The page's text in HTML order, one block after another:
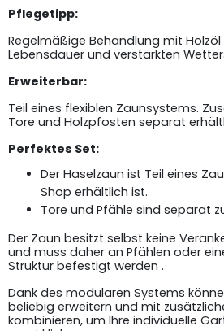
Pflegetipp:
Regelmäßige Behandlung mit
Lebensdauer und verstärkten
Erweiterbar:
Teil eines flexiblen Zaunsystems.
Tore und Holzpfosten separat
Perfektes Set:
Der Haselzaun ist Teil eines
Shop erhältlich ist.
Tore und Pfähle sind separat
Der Zaun besitzt selbst keine
und muss daher an Pfählen oder
Struktur befestigt werden .
Dank des modularen Systems
beliebig erweitern und mit
kombinieren, um Ihre individuelle